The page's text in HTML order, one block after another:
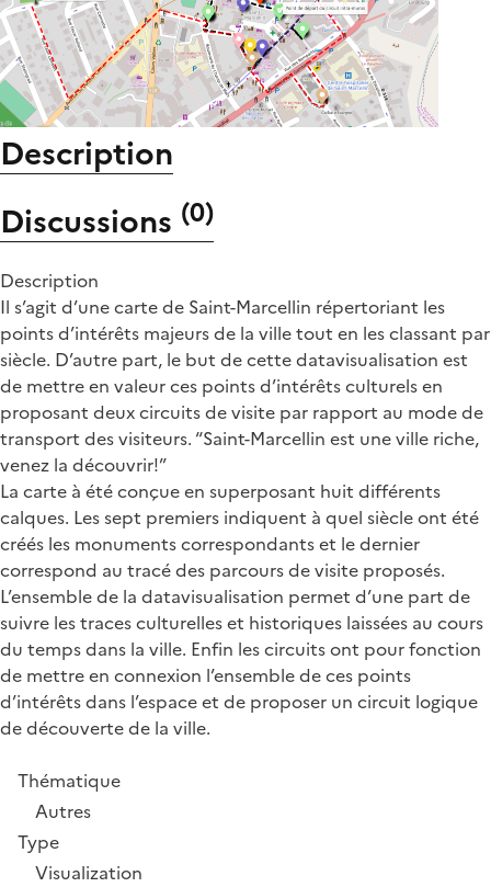
Description
Discussions (0)
Description
Il s’agit d’une carte de Saint-Marcellin répertoriant les
points d’intérêts majeurs de la ville tout en les classant par
siècle. D’autre part, le but de cette datavisualisation est
de mettre en valeur ces points d’intérêts culturels en
proposant deux circuits de visite par rapport au mode de
transport des visiteurs. “Saint-Marcellin est une ville riche,
venez la découvrir!”
La carte à été conçue en superposant huit différents
calques. Les sept premiers indiquent à quel siècle ont été
créés les monuments correspondants et le dernier
correspond au tracé des parcours de visite proposés.
L’ensemble de la datavisualisation permet d’une part de
suivre les traces culturelles et historiques laissées au cours
du temps dans la ville. Enfin les circuits ont pour fonction
de mettre en connexion l’ensemble de ces points
d’intérêts dans l’espace et de proposer un circuit logique
de découverte de la ville.
Thématique
Autres
Type
Visualization